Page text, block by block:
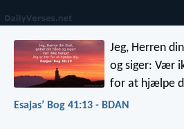
Jeg, Herren
og siger: Vær
for at hjælpe
Esajasʼ Bog 41:13 - BDAN